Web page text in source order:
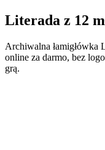
Literada z 12
Archiwalna łamigłówka
online za darmo, bez
grą.